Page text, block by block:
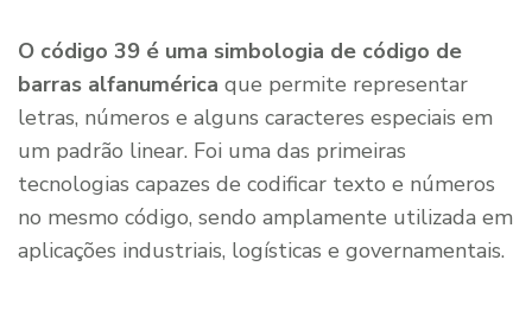
O código 39 é uma simbologia de código de
barras alfanumérica que permite representar
letras, números e alguns caracteres especiais em
um padrão linear. Foi uma das primeiras
tecnologias capazes de codificar texto e números
no mesmo código, sendo amplamente utilizada em
aplicações industriais, logísticas e governamentais.